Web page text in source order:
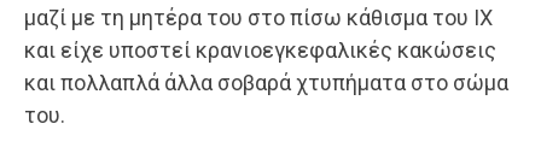
μαζί με τη μητέρα του στο πίσω κάθισμα του ΙΧ
και είχε υποστεί κρανιοεγκεφαλικές κακώσεις
και πολλαπλά άλλα σοβαρά χτυπήματα στο σώμα
του.